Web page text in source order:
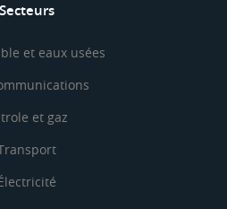
Secteurs
et eaux usées
et gaz